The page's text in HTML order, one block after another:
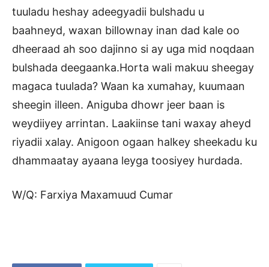
tuuladu heshay adeegyadii bulshadu u
baahneyd, waxan billownay inan dad kale oo
dheeraad ah soo dajinno si ay uga mid noqdaan
bulshada deegaanka.Horta wali makuu sheegay
magaca tuulada? Waan ka xumahay, kuumaan
sheegin illeen. Aniguba dhowr jeer baan is
weydiiyey arrintan. Laakiinse tani waxay aheyd
riyadii xalay. Anigoon ogaan halkey sheekadu ku
dhammaatay ayaana leyga toosiyey hurdada.
W/Q: Farxiya Maxamuud Cumar